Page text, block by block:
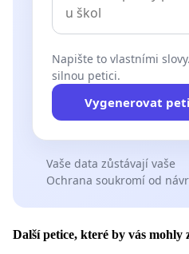
Napište to vlastními
silnou petici.
Vygenerovat
Vaše data zůstávají vaše
Ochrana soukromí od
Další petice, které by vás mohly